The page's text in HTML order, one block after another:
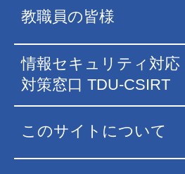
教職員の皆様
情報セキュリティ対応
対策窓口 TDU-CSIRT
このサイトについて